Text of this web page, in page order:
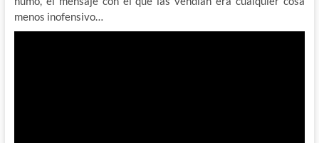
menos inofensivo…